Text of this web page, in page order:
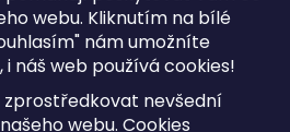
webu. Kliknutím na bílé
nám umožníte
i náš web používá cookies!
zprostředkovat nevšední
webu. Cookies